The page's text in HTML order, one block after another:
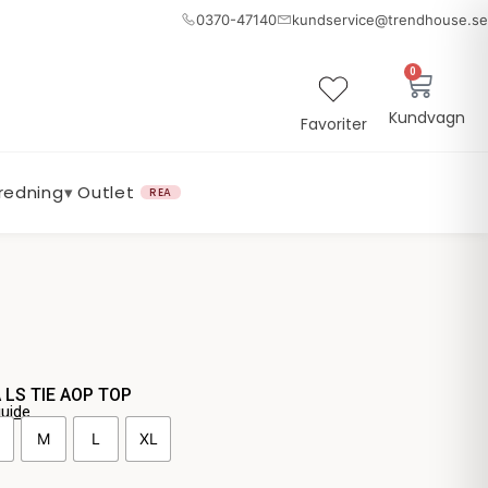
0370-47140 kundservice@trendhouse.se
Favoriter
0
Kundvagn
▾ Outlet REA
TIE AOP TOP
M L XL